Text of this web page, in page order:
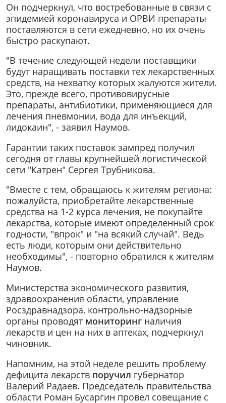
Он подчеркнул, что востребованные в связи с
эпидемией коронавируса и ОРВИ препараты
поставляются в сети ежедневно, но их очень
быстро раскупают.
"В течение следующей недели поставщики
будут наращивать поставки тех лекарственных
средств, на нехватку которых жалуются жители.
Это, прежде всего, противовирусные
препараты, антибиотики, применяющиеся для
лечения пневмонии, вода для инъекций,
лидокаин", - заявил Наумов.
Гарантии таких поставок зампред получил
сегодня от главы крупнейшей логистической
сети "Катрен" Сергея Трубникова.
"Вместе с тем, обращаюсь к жителям региона:
пожалуйста, приобретайте лекарственные
средства на 1-2 курса лечения, не покупайте
лекарства, которые имеют определенный срок
годности, "впрок" и "на всякий случай". Ведь
есть люди, которым они действительно
необходимы", - повторно обратился к жителям
Наумов.
Министерства экономического развития,
здравоохранения области, управление
Росздравнадзора, контрольно-надзорные
органы проводят мониторинг наличия
лекарств и цен на них в аптеках, подчеркнул
чиновник.
Напомним, на этой неделе решить проблему
дефицита лекарств поручил губернатор
Валерий Радаев. Председатель правительства
области Роман Бусаргин провел совещание с